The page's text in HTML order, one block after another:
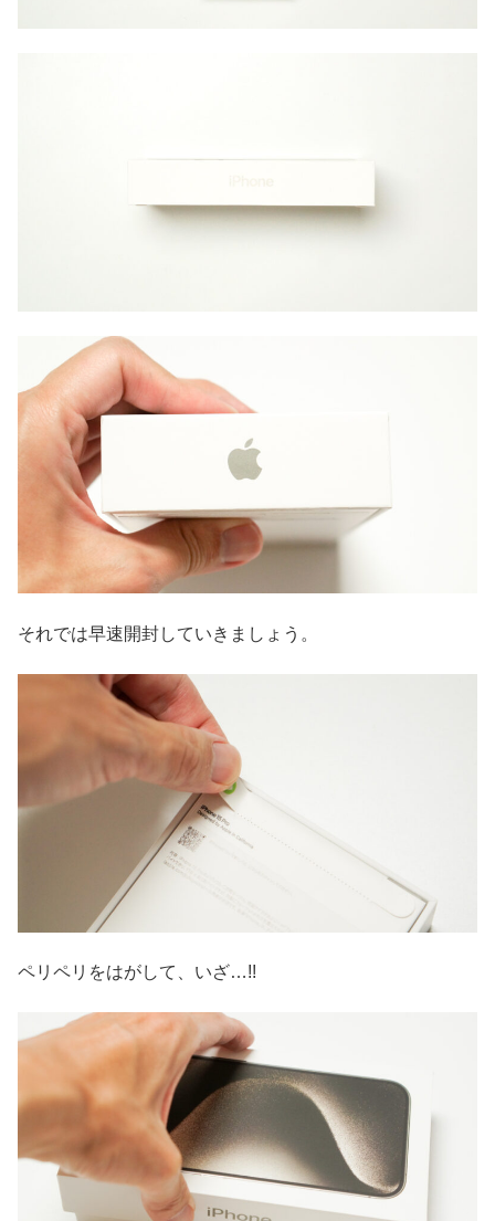
それでは早速開封していきましょう。
ペリペリをはがして、いざ…!!